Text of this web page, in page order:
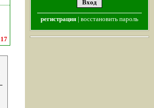
17
регистрация | восстановить пароль